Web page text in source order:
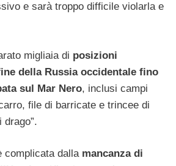
e sarà troppo difficile violarla e
migliaia di posizioni
della Russia occidentale fino
sul Mar Nero, inclusi campi
file di barricate e trincee di
drago”.
complicata dalla mancanza di